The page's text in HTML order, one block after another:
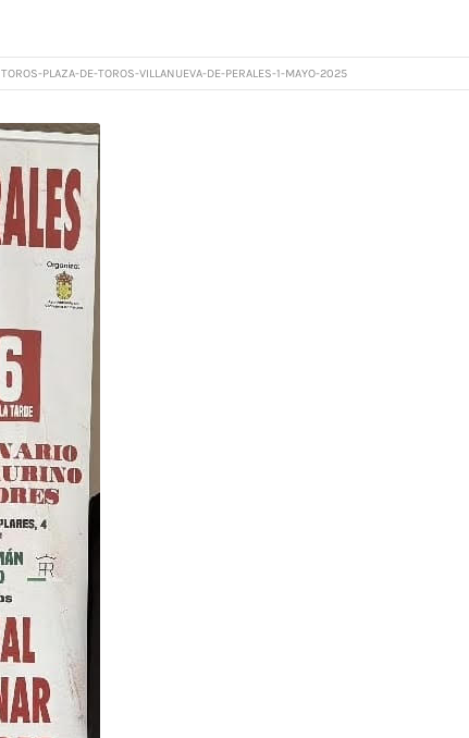
TOROS-PLAZA-DE-TOROS-VILLANUEVA-DE-PERALES-1-MAYO-2025